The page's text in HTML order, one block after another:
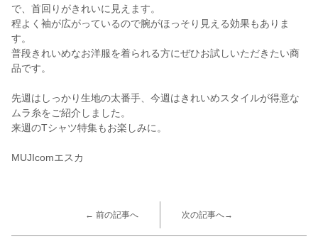
で、首回りがきれいに見えます。
程よく袖が広がっているので腕がほっそり見える効果もありま
す。
普段きれいめなお洋服を着られる方にぜひお試しいただきたい商
品です。
先週はしっかり生地の太番手、今週はきれいめスタイルが得意な
ムラ糸をご紹介しました。
来週のTシャツ特集もお楽しみに。
MUJIcomエスカ
← 前の記事へ 次の記事へ→